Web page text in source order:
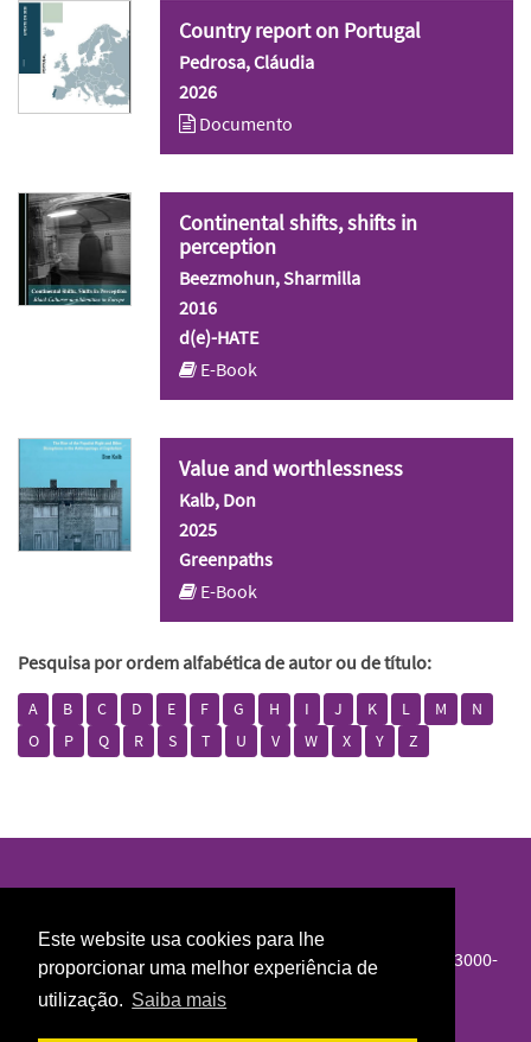
Este website usa cookies para lhe
proporcionar uma melhor experiência de
utilização. Saiba mais
Country report on Portugal
Pedrosa, Cláudia
2026
Documento
Continental shifts, shifts in
perception
Beezmohun, Sharmilla
2016
d(e)-HATE
E-Book
Value and worthlessness
Kalb, Don
2025
Greenpaths
E-Book
Pesquisa por ordem alfabética de autor ou de título:
A B C D E F G H I J K L M
N
O
P Q R S T U V W X Y Z
Colégio de S. Jerónimo, Largo D. Dinis, Apartado 3087, 3000-
995 Coimbra